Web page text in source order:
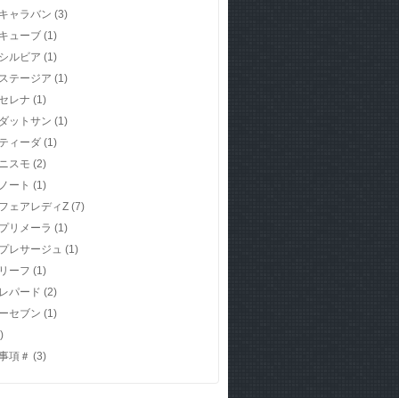
キャラバン (3)
キューブ (1)
シルビア (1)
ステージア (1)
セレナ (1)
ダットサン (1)
ティーダ (1)
ニスモ (2)
ノート (1)
フェアレディZ (7)
プリメーラ (1)
プレサージュ (1)
リーフ (1)
レパード (2)
セブン (1)
項＃ (3)